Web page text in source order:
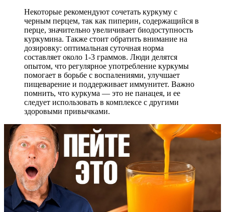
Некоторые рекомендуют сочетать куркуму с
черным перцем, так как пиперин, содержащийся в
перце, значительно увеличивает биодоступность
куркумина. Также стоит обратить внимание на
дозировку: оптимальная суточная норма
составляет около 1-3 граммов. Люди делятся
опытом, что регулярное употребление куркумы
помогает в борьбе с воспалениями, улучшает
пищеварение и поддерживает иммунитет. Важно
помнить, что куркума — это не панацея, и ее
следует использовать в комплексе с другими
здоровыми привычками.